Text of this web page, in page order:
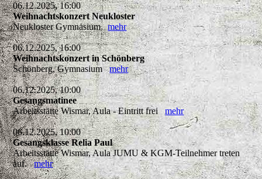
06.12.2025, 16:00
Weihnachtskonzert Neukloster
Neukloster Gymnasiummehr
06.12.2025, 16:00
Weihnachtskonzert in Schönberg
Schönberg, Gymnasiummehr
06.12.2025, 10:00
Gesangsmatinee
Arbeitsstätte Wismar, Aula - Eintritt freimehr
06.12.2025, 10:00
Gesangsklasse Relia Paul
Arbeitsstätte Wismar, Aula JUMU & KGM-Teilnehmer treten
auf.mehr